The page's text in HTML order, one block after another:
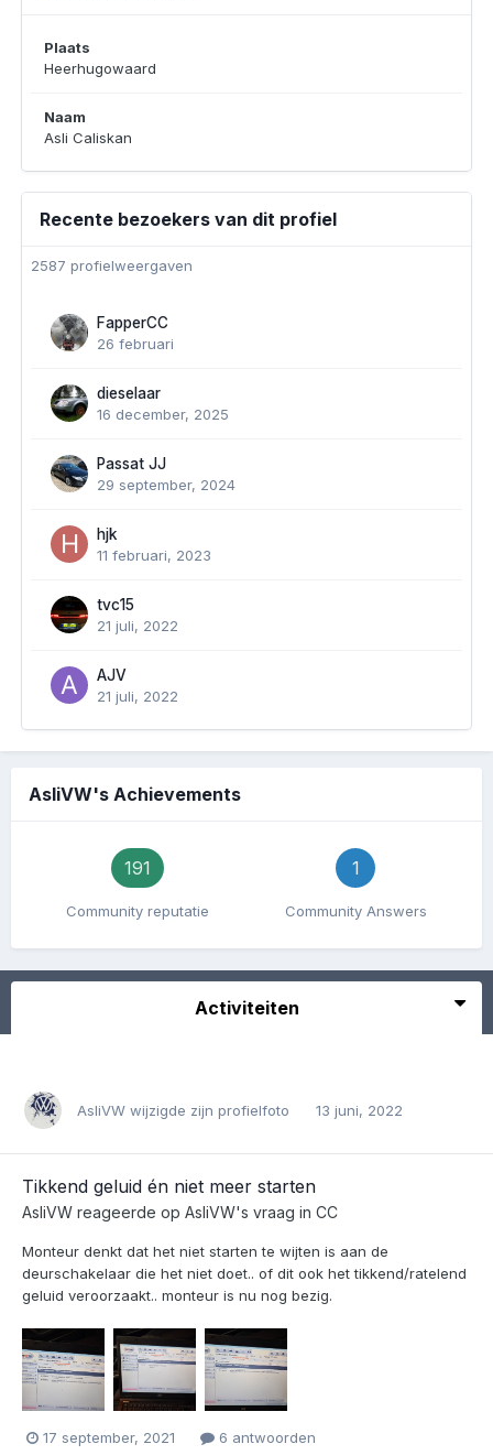
Plaats
Heerhugowaard
Naam
Asli Caliskan
Recente bezoekers van dit profiel
2587 profielweergaven
FapperCC
26 februari
dieselaar
16 december, 2025
Passat JJ
29 september, 2024
hjk
11 februari, 2023
tvc15
21 juli, 2022
AJV
21 juli, 2022
AsliVW's Achievements
191
Community reputatie
1
Community Answers
Activiteiten
AsliVW wijzigde zijn profielfoto 13 juni, 2022
Tikkend geluid én niet meer starten
AsliVW reageerde op AsliVW's vraag in CC
Monteur denkt dat het niet starten te wijten is aan de
deurschakelaar die het niet doet.. of dit ook het tikkend/ratelend
geluid veroorzaakt.. monteur is nu nog bezig.
17 september, 2021 6 antwoorden